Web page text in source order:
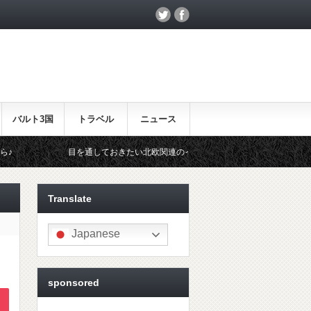
バルト3国 トラベル ニュース
通しておきたい北欧関連のイベント！ 北欧らしいギフトをお探し
Translate
Japanese
sponsored